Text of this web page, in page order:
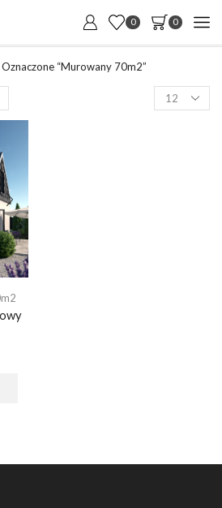
0 0
“murowany 70m2”
Products
per